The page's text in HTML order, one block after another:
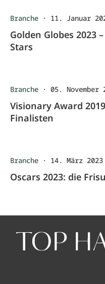
Branche · 11. Januar
Golden Globes 2023
Stars
Branche · 05. November
Visionary Award
Finalisten
Branche · 14. März 2023
Oscars 2023: die